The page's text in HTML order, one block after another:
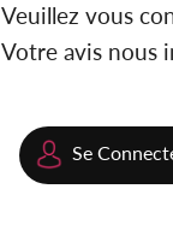
Veuillez vous
Votre avis nous
Se